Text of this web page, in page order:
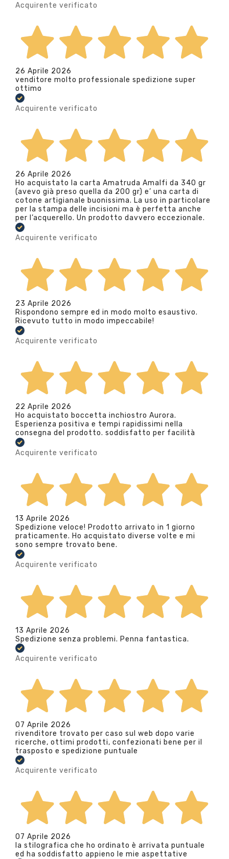
Acquirente verificato
26 Aprile 2026
venditore molto professionale spedizione super
ottimo
Acquirente verificato
26 Aprile 2026
Ho acquistato la carta Amatruda Amalfi da 340 gr
(avevo già preso quella da 200 gr) e’ una carta di
cotone artigianale buonissima. La uso in particolare
per la stampa delle incisioni ma è perfetta anche
per l’acquerello. Un prodotto davvero eccezionale.
Acquirente verificato
23 Aprile 2026
Rispondono sempre ed in modo molto esaustivo.
Ricevuto tutto in modo impeccabile!
Acquirente verificato
22 Aprile 2026
Ho acquistato boccetta inchiostro Aurora.
Esperienza positiva e tempi rapidissimi nella
consegna del prodotto. soddisfatto per facilità
Acquirente verificato
13 Aprile 2026
Spedizione veloce! Prodotto arrivato in 1 giorno
praticamente. Ho acquistato diverse volte e mi
sono sempre trovato bene.
Acquirente verificato
13 Aprile 2026
Spedizione senza problemi. Penna fantastica.
Acquirente verificato
07 Aprile 2026
rivenditore trovato per caso sul web dopo varie
ricerche, ottimi prodotti, confezionati bene per il
trasposto e spedizione puntuale
Acquirente verificato
07 Aprile 2026
la stilografica che ho ordinato è arrivata puntuale
ed ha soddisfatto appieno le mie aspettative